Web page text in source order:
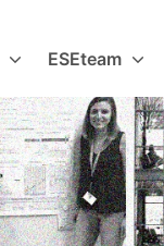
ESEteam